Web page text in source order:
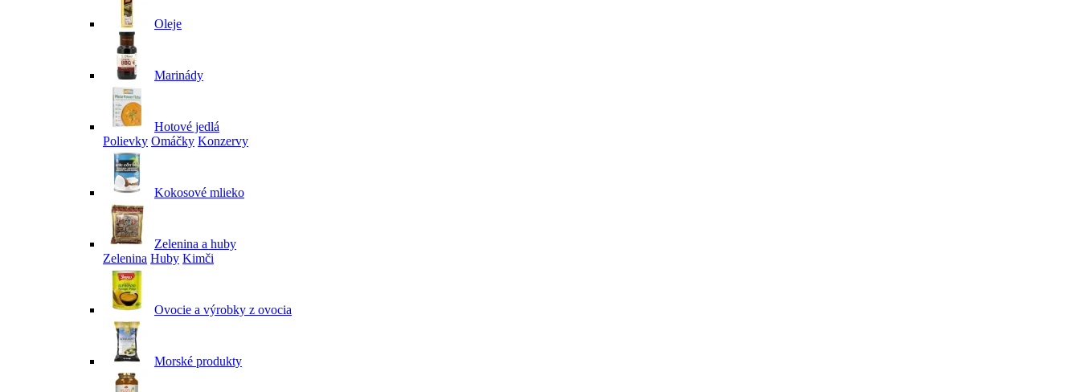
Oleje
Marinády
Hotové jedlá
Polievky Omáčky Konzervy
Kokosové mlieko
Zelenina a huby
Zelenina Huby Kimči
Ovocie a výrobky z ovocia
Morské produkty